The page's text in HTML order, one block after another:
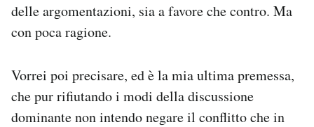
delle argomentazioni, sia a favore che contro. Ma
con poca ragione.
Vorrei poi precisare, ed è la mia ultima premessa,
che pur rifiutando i modi della discussione
dominante non intendo negare il conflitto che in